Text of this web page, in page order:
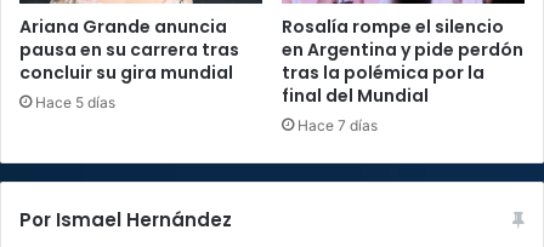
Ariana Grande anuncia
pausa en su carrera tras
concluir su gira mundial
Hace 5 días
Rosalía rompe el silencio
en Argentina y pide perdón
tras la polémica por la
final del Mundial
Hace 7 días
Por Ismael Hernández